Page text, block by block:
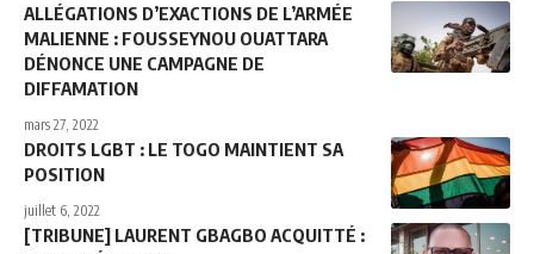
ALLÉGATIONS D’EXACTIONS DE L’ARMÉE
MALIENNE : FOUSSEYNOU OUATTARA
DÉNONCE UNE CAMPAGNE DE
DIFFAMATION
mars 27, 2022
DROITS LGBT : LE TOGO MAINTIENT SA
POSITION
juillet 6, 2022
[TRIBUNE] LAURENT GBAGBO ACQUITTÉ :